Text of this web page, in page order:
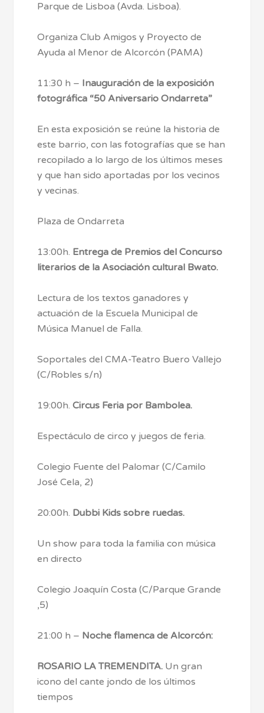
Parque de Lisboa (Avda. Lisboa).
Organiza Club Amigos y Proyecto de
Ayuda al Menor de Alcorcón (PAMA)
11:30 h – Inauguración de la exposición
fotográfica “50 Aniversario Ondarreta”
En esta exposición se reúne la historia de
este barrio, con las fotografías que se han
recopilado a lo largo de los últimos meses
y que han sido aportadas por los vecinos
y vecinas.
Plaza de Ondarreta
13:00h. Entrega de Premios del Concurso
literarios de la Asociación cultural Bwato.
Lectura de los textos ganadores y
actuación de la Escuela Municipal de
Música Manuel de Falla.
Soportales del CMA-Teatro Buero Vallejo
(C/Robles s/n)
19:00h.Circus Feria por Bambolea.
Espectáculo de circo y juegos de feria.
Colegio Fuente del Palomar (C/Camilo
José Cela, 2)
20:00h. Dubbi Kids sobre ruedas.
Un show para toda la familia con música
en directo
Colegio Joaquín Costa (C/Parque Grande
,5)
21:00 h – Noche flamenca de Alcorcón:
ROSARIO LA TREMENDITA. Un gran
icono del cante jondo de los últimos
tiempos